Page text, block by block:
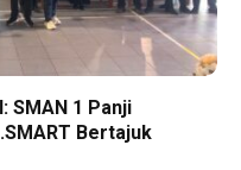
SMAN 1 Panji
Bertajuk